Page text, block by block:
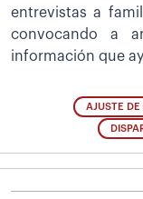
entrevistas a
convocando a
información que
AJUSTE DE